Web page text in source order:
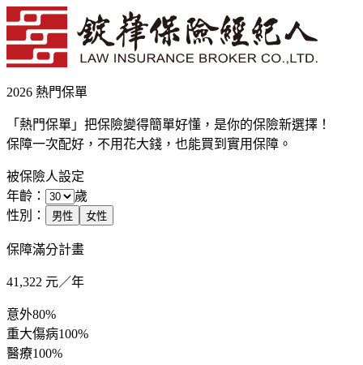
2026 熱門保單
「熱門保單」把保險變得簡單好懂，是你的保險新選擇！
保障一次配好，不用花大錢，也能買到實用保障。
被保險人設定
年齡：
歲
性別：
男性 女性
保障滿分計畫
41,322 元／年
意外80%
重大傷病100%
醫療100%